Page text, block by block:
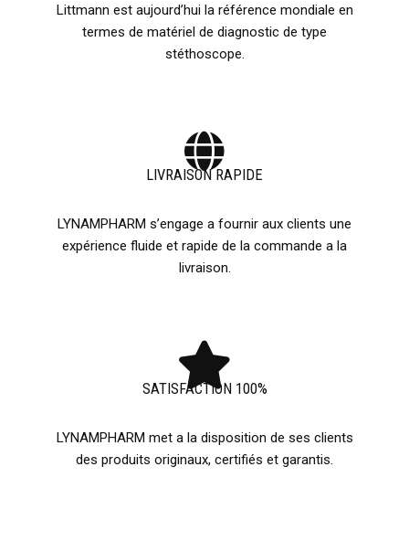
Littmann est aujourd’hui la référence mondiale en
termes de matériel de diagnostic de type
stéthoscope.
LIVRAISON RAPIDE
LYNAMPHARM s’engage a fournir aux clients une
expérience fluide et rapide de la commande a la
livraison.
SATISFACTION 100%
LYNAMPHARM met a la disposition de ses clients
des produits originaux, certifiés et garantis.